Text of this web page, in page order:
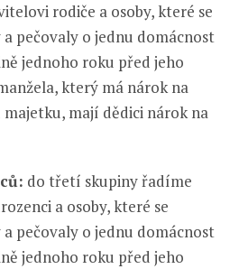
rodiče a osoby, které se
pečovaly o jednu domácnost
jednoho roku před jeho
který má nárok na
mají dědici nárok na
do třetí skupiny řadíme
a osoby, které se
pečovaly o jednu domácnost
jednoho roku před jeho